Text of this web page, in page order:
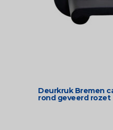
Deurkruk Bremen
rond geveerd rozet